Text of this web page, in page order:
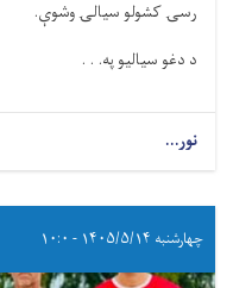
رسۍ کشولو سيالۍ وشوې.
د دغو سياليو په. . .
نور...
چهارشنبه ۱۴۰۵/۵/۱۴ - ۱۰:۰